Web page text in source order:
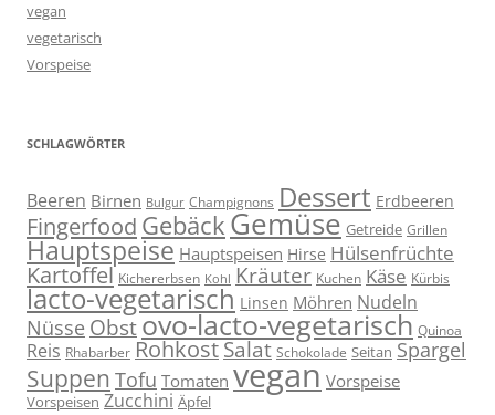
vegan
vegetarisch
Vorspeise
SCHLAGWÖRTER
Beeren Birnen Bulgur Champignons Dessert Erdbeeren
Fingerfood Gebäck Gemüse Getreide Grillen
Hauptspeise Hauptspeisen Hirse Hülsenfrüchte
Kartoffel Kichererbsen Kohl Kräuter Kuchen Käse Kürbis
lacto-vegetarisch Linsen Möhren Nudeln
Nüsse Obstovo-lacto-vegetarisch Quinoa
Reis Rhabarber RohkostSalat Schokolade Seitan Spargel
Suppen Tofu Tomaten vegan Vorspeise
Vorspeisen Zucchini Äpfel